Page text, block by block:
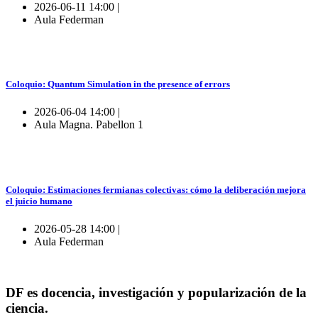
2026-06-11 14:00 |
Aula Federman
Coloquio: Quantum Simulation in the presence of errors
2026-06-04 14:00 |
Aula Magna. Pabellon 1
Coloquio: Estimaciones fermianas colectivas: cómo la deliberación mejora
el juicio humano
2026-05-28 14:00 |
Aula Federman
DF es docencia, investigación y popularización de la
ciencia.